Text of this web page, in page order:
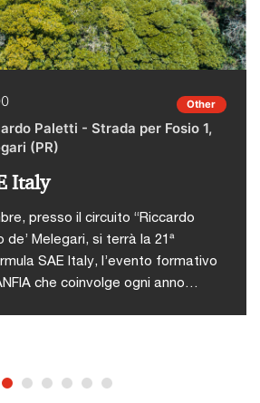
Other
Paletti - Strada per Fosio 1,
(PR)
Italy
presso il circuito “Riccardo
de’ Melegari, si terrà la 21ª
SAE Italy, l’evento formativo
che coinvolge ogni anno
il proprio percorso